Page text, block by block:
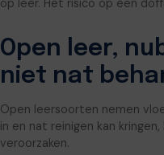
op leer. Het risico op een
Open leer,
niet nat
Open leersoorten nemen
in en nat reinigen kan
veroorzaken.